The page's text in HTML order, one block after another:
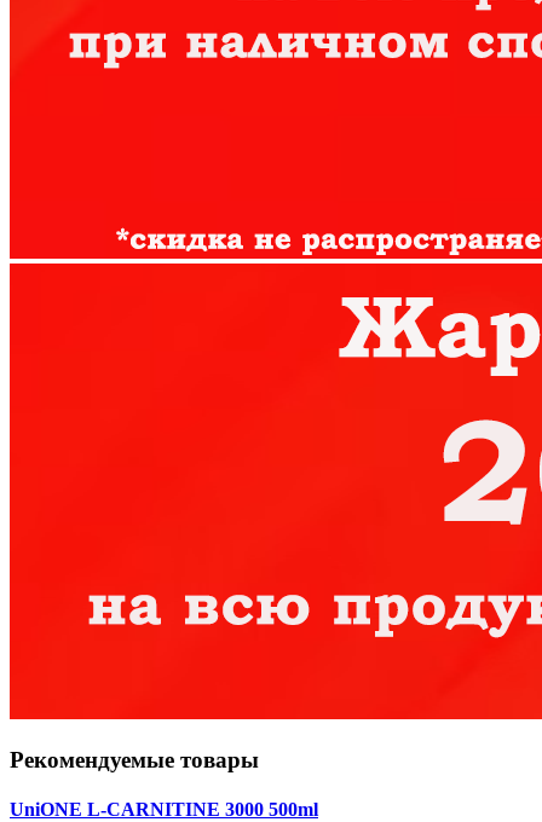
Рекомендуемые товары
UniONE L-CARNITINE 3000 500ml